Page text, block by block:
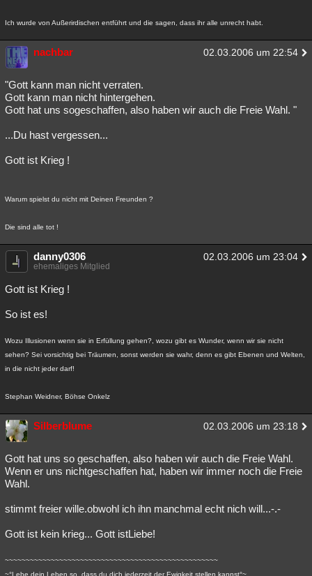
Ich wurde von Außerirdischen entführt und die sagen, dass ihr alle unrecht habt.
nachbar 02.03.2006 um 22:54
"Gott kann man nicht verraten.
Gott kann man nicht hintergehen.
Gott hat uns sogeschaffen, also haben wir auch die Freie Wahl. "
...Du hast vergessen...
Gott ist Krieg !
Warum spielst du nicht mit Deinen Freunden ?
Die sind alle tot !
danny0306 02.03.2006 um 23:04
ehemaliges Mitglied
Gott ist Krieg !
So ist es!
Wozu Illusionen wenn sie in Erfüllung gehen?, wozu gibt es Wunder, wenn wir sie nicht
sehen? Sei vorsichtig bei Träumen, sonst werden sie wahr, denn es gibt Ebenen und Welten,
in die nicht jeder darf!
Stephan Weidner, Böhse Onkelz
Silberblume 02.03.2006 um 23:18
Gott hat uns so geschaffen, also haben wir auch die Freie Wahl.
Wenn er uns nichtgeschaffen hat, haben wir immer noch die Freie
Wahl.
stimmt freier wille.obwohl ich ihn manchmal echt nich will...-.-
Gott ist kein krieg... Gott istLiebe!
~~~~~~~~~~~~~~~~~~~~~~~~~~~~~~~~~~~~~~~~~~~~~~~~~~~
~°Lebe dein Leben so, dass du dich jederzeit der Ewigkeit stellen kannst°~